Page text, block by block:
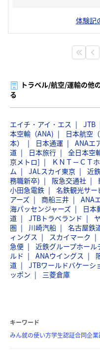
体験記
トラベル/航空/運輸の他
る
エイチ・アイ・エス JTB
本空輸（ANA)
日本航空（
本）
日本通運 ANAエ
道
日本旅行 全日本空
京メトロ]
ＫＮＴ－ＣＴ
ム
JALスカイ東京 近
務職新卒)
阪急交通社
小田急電鉄
名鉄観光サー
アーズ
商船三井 ANA
海パッセンジャーズ
日本
道
JTBトラベランド
圏
川崎汽船 名古屋鉄
ィングス
スカイマーク
急便
近鉄グループホール
ルド
ANAウイングス
道
JTBワールドバケーシ
ッポン
三菱倉庫
キーワード
みん就の使い方学生認証合同企